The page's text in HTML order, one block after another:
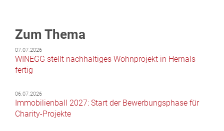
Zum Thema
07.07.2026
WINEGG stellt nachhaltiges Wohnprojekt in Hernals
fertig
06.07.2026
Immobilienball 2027: Start der Bewerbungsphase für
Charity-Projekte